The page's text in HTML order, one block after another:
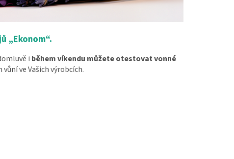
„Ekonom“.
i během víkendu můžete otestovat vonné
ve Vašich výrobcích.